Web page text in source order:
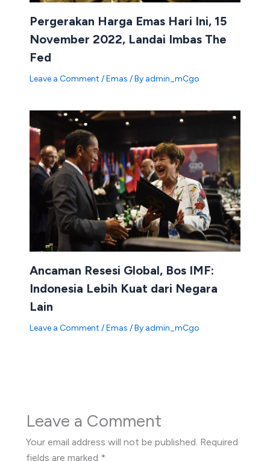
Pergerakan Harga Emas Hari Ini, 15
November 2022, Landai Imbas The
Fed
Leave a Comment /Emas / By admin_mCgo
Ancaman Resesi Global, Bos IMF:
Indonesia Lebih Kuat dari Negara
Lain
Leave a Comment /Emas / By admin_mCgo
Leave a Comment
Your email address will not be published. Required
fields are marked *